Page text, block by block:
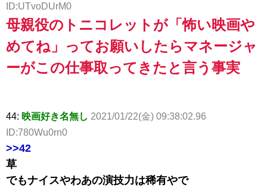
ID:UTvoDUrM0
母親役のトニコレットが「怖い映画や
めてね」ってお願いしたらマネージャ
ーがこの仕事取ってきたと言う事実
44: 映画好き名無し 2021/01/22(金) 09:38:02.96
ID:780Wu0rn0
>>42
草
でもナイスやわあの演技力は稀有やで